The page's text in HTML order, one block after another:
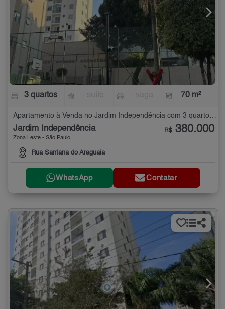
3 quartos 70 m²
Apartamento à Venda no Jardim Independência com 3 quartos - 70 m²
Jardim Independência
Zona Leste - São Paulo
Rua Santana do Araguaia
R$ 380.000
WhatsApp Contatar